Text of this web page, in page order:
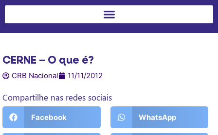
CERNE – O que é?
CRB Nacional 11/11/2012
Compartilhe nas redes sociais
Facebook WhatsApp